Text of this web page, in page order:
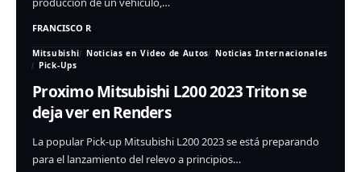
FRANCISCO R
Mitsubishi Noticias en Video de Autos
Noticias Internacionales
Pick-Ups
Proximo Mitsubishi L200 2023 Triton se
deja ver en Renders
La popular Pick-up Mitsubishi L200 2023 se está preparando
para el lanzamiento del relevo a principios…